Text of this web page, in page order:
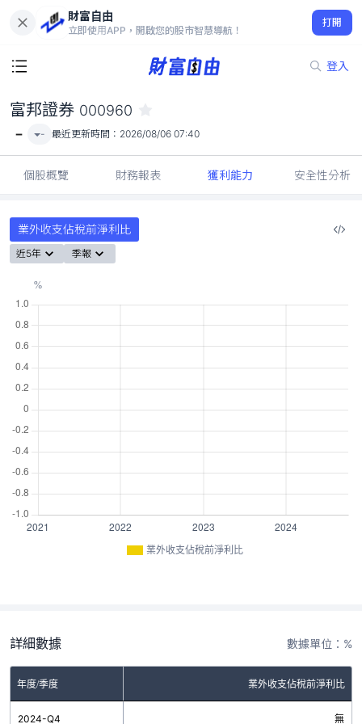
財富自由
立即使用APP，開啟您的股市智慧導航！
打開
登入
-
富邦證券 000960
- - 最近更新時間： 2026/08/06 07:40
個股概覽 財務報表 獲利能力 安全性分析
業外收支佔稅前淨利比
近5年 季報
業外收支佔稅前淨利比
詳細數據 數據單位：%
年度/季度 業外收支佔稅前淨利比
2024-Q4 無